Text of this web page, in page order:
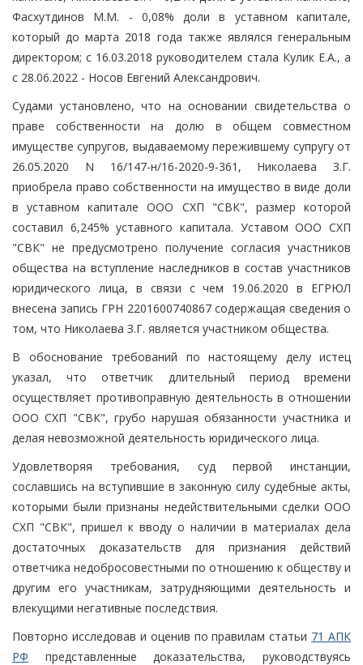
Фасхутдинов М.М. - 0,08% доли в уставном капитале,
который до марта 2018 года также являлся генеральным
директором; с 16.03.2018 руководителем стала Кулик Е.А., а
с 28.06.2022 - Носов Евгений Александрович.
Судами установлено, что на основании свидетельства о
праве собственности на долю в общем совместном
имуществе супругов, выдаваемому пережившему супругу от
26.05.2020 N 16/147-н/16-2020-9-361, Николаева З.Г.
приобрела право собственности на имущество в виде доли
в уставном капитале ООО СХП "СВК", размер которой
составил 6,245% уставного капитала. Уставом ООО СХП
"СВК" не предусмотрено получение согласия участников
общества на вступление наследников в состав участников
юридического лица, в связи с чем 19.06.2020 в ЕГРЮЛ
внесена запись ГРН 2201600740867 содержащая сведения о
том, что Николаева З.Г. является участником общества.
В обоснование требований по настоящему делу истец
указал, что ответчик длительный период времени
осуществляет противоправную деятельность в отношении
ООО СХП "СВК", грубо нарушая обязанности участника и
делая невозможной деятельность юридического лица.
Удовлетворяя требования, суд первой инстанции,
сославшись на вступившие в законную силу судебные акты,
которыми были признаны недействительными сделки ООО
СХП "СВК", пришел к вводу о наличии в материалах дела
достаточных доказательств для признания действий
ответчика недобросовестными по отношению к обществу и
другим его участникам, затрудняющими деятельность и
влекущими негативные последствия.
Повторно исследовав и оценив по правилам статьи 71 АПК
РФ представленные доказательства, руководствуясь